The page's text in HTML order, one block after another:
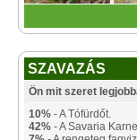
SZAVAZÁS
Ön mit szeret
10% - A Tófürdőt.
42% - A Savaria